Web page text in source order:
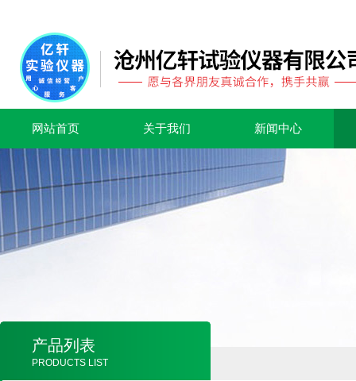
网站首页 关于我们 新闻中心
产品列表
PRODUCTS LIST